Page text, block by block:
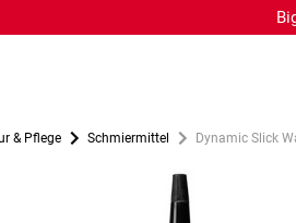
& Pflege Schmiermittel Dynamic Slick